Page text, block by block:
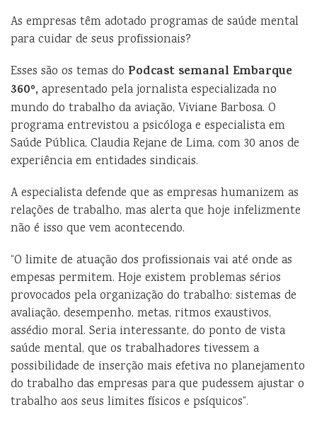
As empresas têm adotado programas de saúde mental
para cuidar de seus profissionais?
Esses são os temas do Podcast semanal Embarque
360º, apresentado pela jornalista especializada no
mundo do trabalho da aviação, Viviane Barbosa. O
programa entrevistou a psicóloga e especialista em
Saúde Pública, Claudia Rejane de Lima, com 30 anos de
experiência em entidades sindicais.
A especialista defende que as empresas humanizem as
relações de trabalho, mas alerta que hoje infelizmente
não é isso que vem acontecendo.
“O limite de atuação dos profissionais vai até onde as
empesas permitem. Hoje existem problemas sérios
provocados pela organização do trabalho: sistemas de
avaliação, desempenho, metas, ritmos exaustivos,
assédio moral. Seria interessante, do ponto de vista
saúde mental, que os trabalhadores tivessem a
possibilidade de inserção mais efetiva no planejamento
do trabalho das empresas para que pudessem ajustar o
trabalho aos seus limites físicos e psíquicos”.